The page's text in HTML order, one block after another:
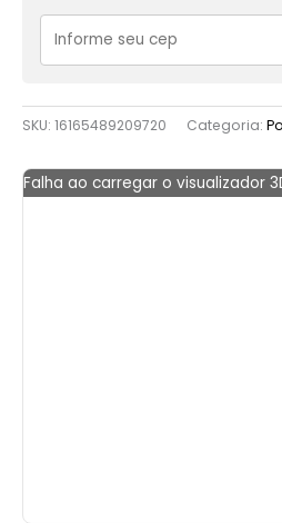
SKU: 16165489209720 Categoria:
Falha ao carregar o visualizador